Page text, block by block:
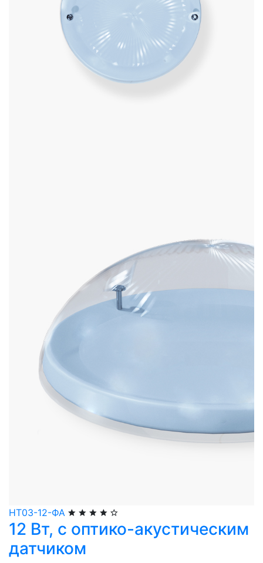
НТ03-12-ФА
12 Вт, с оптико-акустическим
датчиком